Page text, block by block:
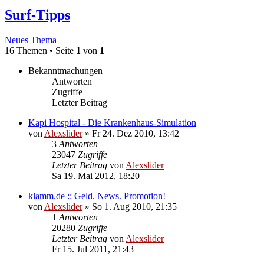
Surf-Tipps
Neues Thema
16 Themen • Seite 1 von 1
Bekanntmachungen
Antworten
Zugriffe
Letzter Beitrag
Kapi Hospital - Die Krankenhaus-Simulation
von Alexslider» Fr 24. Dez 2010, 13:42
3 Antworten
23047 Zugriffe
Letzter Beitrag von Alexslider
Sa 19. Mai 2012, 18:20
klamm.de :: Geld. News. Promotion!
von Alexslider» So 1. Aug 2010, 21:35
1 Antworten
20280 Zugriffe
Letzter Beitrag von Alexslider
Fr 15. Jul 2011, 21:43